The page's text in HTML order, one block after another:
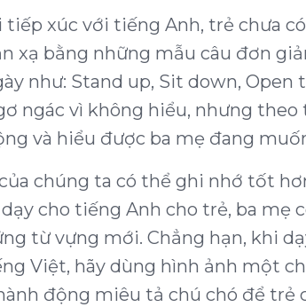
tiếp xúc với tiếng Anh, trẻ chưa
xạ bằng những mẫu câu đơn
như: Stand up, Sit down,
ngác vì không hiểu, nhưng
và hiểu được ba mẹ đang
chúng ta có thể ghi nhớ tốt
cho tiếng Anh cho trẻ, ba mẹ
từ vựng mới. Chẳng hạn, khi
Việt, hãy dùng hình ảnh một
động miêu tả chú chó để trẻ